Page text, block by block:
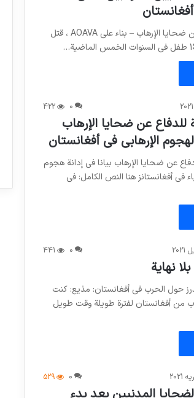
جمعية للدفاع عن ضحايا الإرهاب – بناء علي AOAVA ، قتل
0
422
عن ضحايا الإرهاب
الإرهابي في أفغانستان
عن ضحايا الإرهاب بيانا في إدانة هجوم
في أفغانستانز هنا النص الكامل: في
0
441
نهاية
حول الحرب في أفغانستان: مذيع: كنت
من أفغانستان لفترة طويلة وقت طويل
0
529
المدنيين بعد بدء